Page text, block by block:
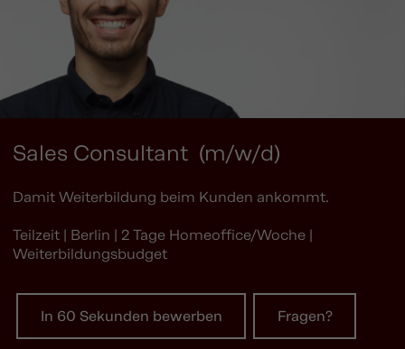
Sales Consultant (m/w/d)
Damit Weiterbildung beim Kunden ankommt.
Teilzeit | Berlin | 2 Tage Homeoffice/Woche |
Weiterbildungsbudget
In 60 Sekunden bewerben Fragen?